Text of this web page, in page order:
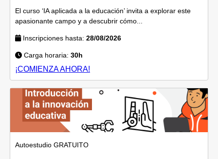
El curso ‘IA aplicada a la educación’ invita a explorar este
apasionante campo y a descubrir cómo...
Inscripciones hasta: 28/08/2026
Carga horaria: 30h
¡COMIENZA AHORA!
Autoestudio GRATUITO